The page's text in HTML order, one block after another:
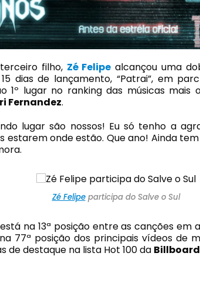
filho, Zé Felipe alcançou uma
dias de lançamento, “Patrai”, em
1º lugar no ranking das músicas mais
Fernandez.
lugar são nossos! Eu só tenho a
estarem onde estão. Que ano! Ainda
Zé Felipeparticipa do Salve o Sul
está na 13ª posição entre as canções
77ª posição dos principais vídeos de
de destaque na lista Hot 100 da